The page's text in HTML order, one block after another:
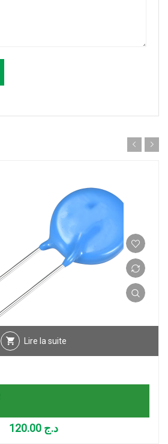
Lire la suite
د.ج